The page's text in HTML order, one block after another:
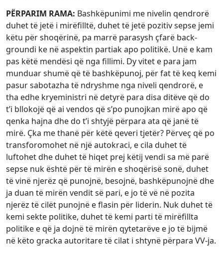
PËRPARIM RAMA: Bashkëpunimi me nivelin qendrorë
duhet të jetë i mirëfilltë, duhet të jetë pozitiv sepse jemi
këtu për shoqërinë, pa marrë parasysh çfarë back-
groundi ke në aspektin partiak apo politikë. Unë e kam
pas këtë mendësi që nga fillimi. Dy vitet e para jam
munduar shumë që të bashkëpunoj, për fat të keq kemi
pasur sabotazha të ndryshme nga niveli qendrorë, e
tha edhe kryeministri në detyrë para disa ditëve që do
t’i bllokojë që ai vendos që s’po punojkan mirë apo që
qenka hajna dhe do t’i shtyjë përpara ata që janë të
mirë. Çka me thanë për këtë qeveri tjetër? Përveç që po
transforomohet në një autokraci, e cila duhet të
luftohet dhe duhet të hiqet prej këtij vendi sa më parë
sepse nuk është për të mirën e shoqërisë sonë, duhet
të vinë njerëz që punojnë, besojnë, bashkëpunojnë dhe
ja duan të mirën vendit së pari, e jo të vë në pozita
njerëz të cilët punojnë e flasin për liderin. Nuk duhet të
kemi sekte politike, duhet të kemi parti të mirëfillta
politike e që ja dojnë të mirën qytetarëve e jo të bijmë
në këto gracka autoritare të cilat i shtynë përpara VV-ja.